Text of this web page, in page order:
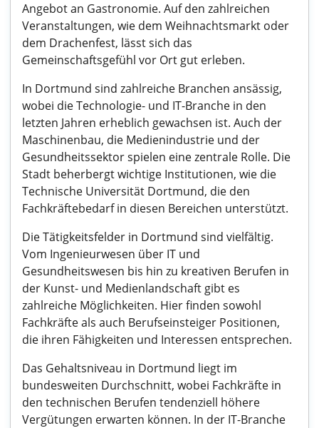
Angebot an Gastronomie. Auf den zahlreichen
Veranstaltungen, wie dem Weihnachtsmarkt oder
dem Drachenfest, lässt sich das
Gemeinschaftsgefühl vor Ort gut erleben.
In Dortmund sind zahlreiche Branchen ansässig,
wobei die Technologie- und IT-Branche in den
letzten Jahren erheblich gewachsen ist. Auch der
Maschinenbau, die Medienindustrie und der
Gesundheitssektor spielen eine zentrale Rolle. Die
Stadt beherbergt wichtige Institutionen, wie die
Technische Universität Dortmund, die den
Fachkräftebedarf in diesen Bereichen unterstützt.
Die Tätigkeitsfelder in Dortmund sind vielfältig.
Vom Ingenieurwesen über IT und
Gesundheitswesen bis hin zu kreativen Berufen in
der Kunst- und Medienlandschaft gibt es
zahlreiche Möglichkeiten. Hier finden sowohl
Fachkräfte als auch Berufseinsteiger Positionen,
die ihren Fähigkeiten und Interessen entsprechen.
Das Gehaltsniveau in Dortmund liegt im
bundesweiten Durchschnitt, wobei Fachkräfte in
den technischen Berufen tendenziell höhere
Vergütungen erwarten können. In der IT-Branche